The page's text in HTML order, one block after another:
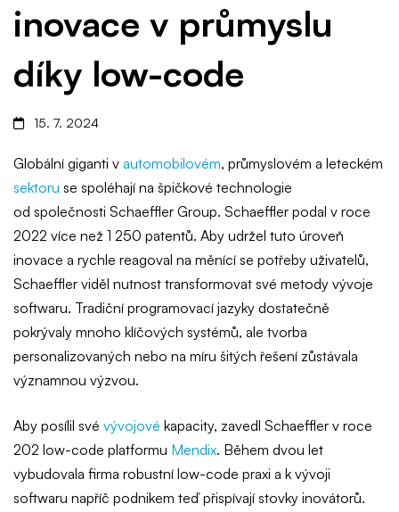
díky
low-
code
inovace v průmyslu
díky low-code
15. 7. 2024
Globální giganti v automobilovém, průmyslovém a leteckém
sektoru se spoléhají na špičkové technologie
od společnosti Schaeffler Group. Schaeffler podal v roce
2022 více než 1 250 patentů. Aby udržel tuto úroveň
inovace a rychle reagoval na měnící se potřeby uživatelů,
Schaeffler viděl nutnost transformovat své metody vývoje
softwaru. Tradiční programovací jazyky dostatečně
pokrývaly mnoho klíčových systémů, ale tvorba
personalizovaných nebo na míru šitých řešení zůstávala
významnou výzvou.
Aby posílil své vývojové kapacity, zavedl Schaeffler v roce
202 low-code platformu Mendix. Během dvou let
vybudovala firma robustní low-code praxi a k vývoji
softwaru napříč podnikem teď přispívají stovky inovátorů.